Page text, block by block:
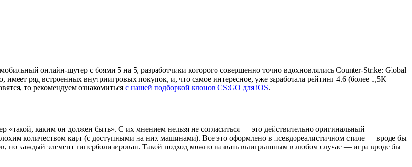
онлайн-шутер с боями 5 на 5, разработчики которого совершенно точно вдохновлялись Counter-Strike: Global
имеет ряд встроенных внутриигровых покупок, и, что самое интересное, уже заработала рейтинг 4.6 (более 1,5К
то рекомендуем ознакомиться с нашей подборкой клонов CS:GO для iOS.
каким он должен быть». С их мнением нельзя не согласиться — это действительно оригинальный
количеством карт (с доступными на них машинами). Все это оформлено в псевдореалистичном стиле — вроде бы
но каждый элемент гиперболизирован. Такой подход можно назвать выигрышным в любом случае — игра вроде бы